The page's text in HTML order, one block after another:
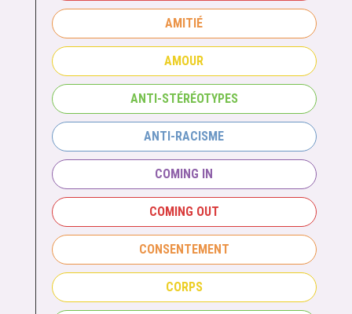
AMITIÉ
AMOUR
ANTI-STÉRÉOTYPES
ANTI-RACISME
COMING IN
COMING OUT
CONSENTEMENT
CORPS